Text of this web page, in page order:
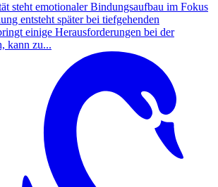
steht emotionaler Bindungsaufbau im Fokus
entsteht später bei tiefgehenden
einige Herausforderungen bei der
kann zu...